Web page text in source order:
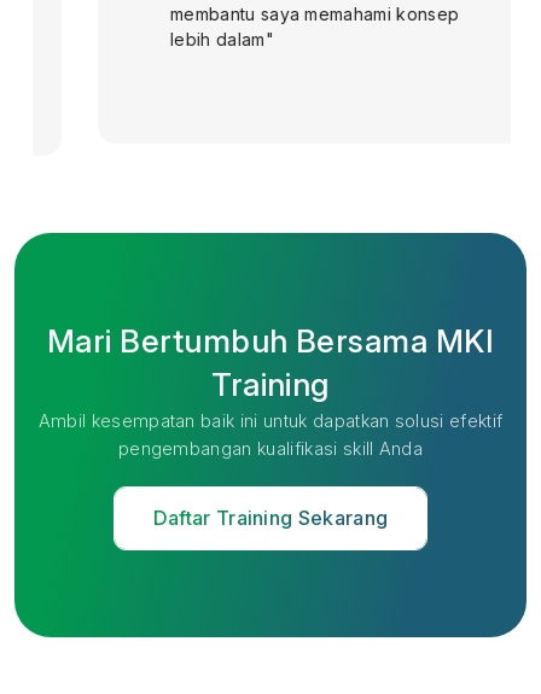
membantu saya memahami konsep
lebih dalam"
Mari Bertumbuh Bersama MKI
Training
Ambil kesempatan baik ini untuk dapatkan solusi efektif
pengembangan kualifikasi skill Anda
Daftar Training Sekarang